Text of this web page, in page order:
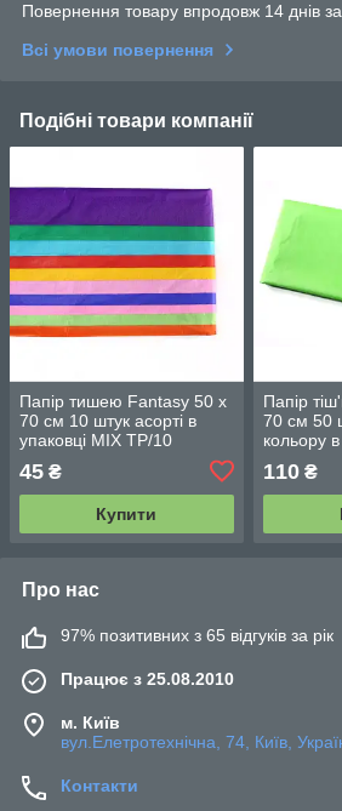
Повернення товару впродовж 14 днів
Всі умови повернення
Подібні товари компанії
Папір тишею Fantasy 50 х
70 см 10 штук асорті в
упаковці МІХ ТР/10
45 ₴
Купити
Папір
70 см 50
кольору
110₴
Про нас
97% позитивних з 65 відгуків за рік
Працює з 25.08.2010
м. Київ
вул.Елетротехнічна, 74, Київ,
Контакти